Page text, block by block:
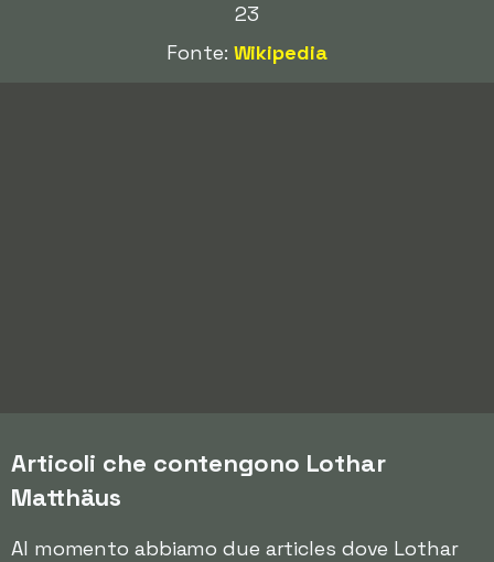
23
Fonte: Wikipedia
Articoli che contengono Lothar
Matthäus
Al momento abbiamo due articles dove Lothar